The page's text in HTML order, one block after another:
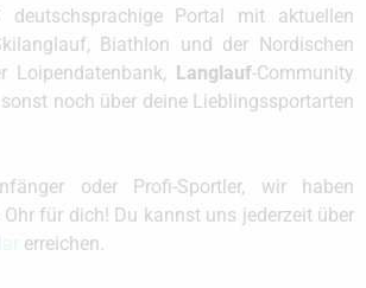
deutschsprachige Portal mit aktuellen
Biathlon und der Nordischen
Loipendatenbank,
Langlauf-Community
noch über deine Lieblingssportarten
oder Profi-Sportler, wir haben
für dich! Du kannst uns jederzeit über
erreichen.